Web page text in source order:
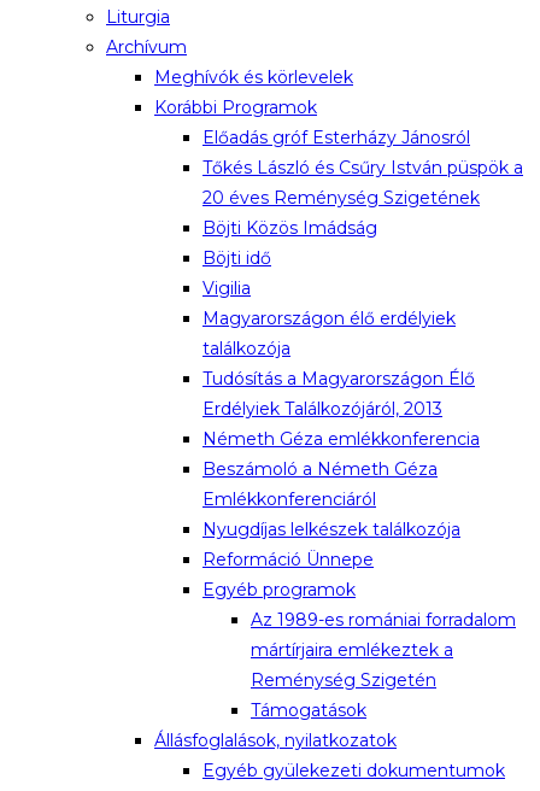
Liturgia
Archívum
Meghívók és körlevelek
Korábbi Programok
Előadás gróf Esterházy Jánosról
Tőkés László és Csűry István püspök a
20 éves Reménység Szigetének
Böjti Közös Imádság
Böjti idő
Vigilia
Magyarországon élő erdélyiek
találkozója
Tudósítás a Magyarországon Élő
Erdélyiek Találkozójáról, 2013
Németh Géza emlékkonferencia
Beszámoló a Németh Géza
Emlékkonferenciáról
Nyugdíjas lelkészek találkozója
Reformáció Ünnepe
Egyéb programok
Az 1989-es romániai forradalom
mártírjaira emlékeztek a
Reménység Szigetén
Támogatások
Állásfoglalások, nyilatkozatok
Egyéb gyülekezeti dokumentumok